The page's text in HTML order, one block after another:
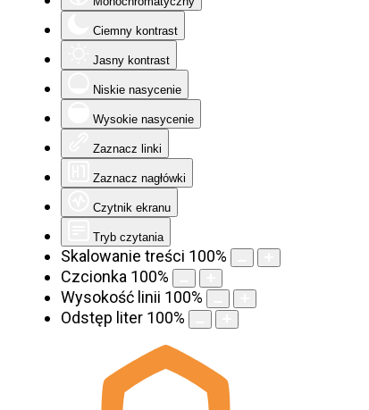
Ciemny kontrast
Jasny kontrast
Niskie nasycenie
Wysokie nasycenie
Zaznacz linki
Zaznacz nagłówki
Czytnik ekranu
Tryb czytania
Skalowanie treści 100%
Czcionka 100%
Wysokość linii 100%
Odstęp liter 100%